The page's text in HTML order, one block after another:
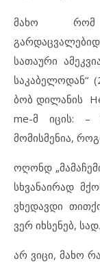
მახო რომ
სათაური
საკაბელოდან“
ბობ დილანის
me-მ იცის: –
მომისმენია,
ოღონდ
სხვანაირად
ვხედავდი
ვერ იხსენებ, სად.
არ ვიცი, მახო